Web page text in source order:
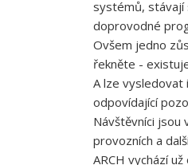
systémů, stávají
doprovodné
Ovšem jedno
řekněte -
A lze vysledovat
odpovídající
Návštěvníci jsou
provozních a
ARCH vychází